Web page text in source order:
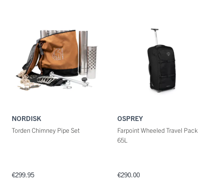
NORDISK
Torden Chimney Pipe Set
€299.95
OSPREY
Farpoint Wheeled Travel Pack
65L
€290.00